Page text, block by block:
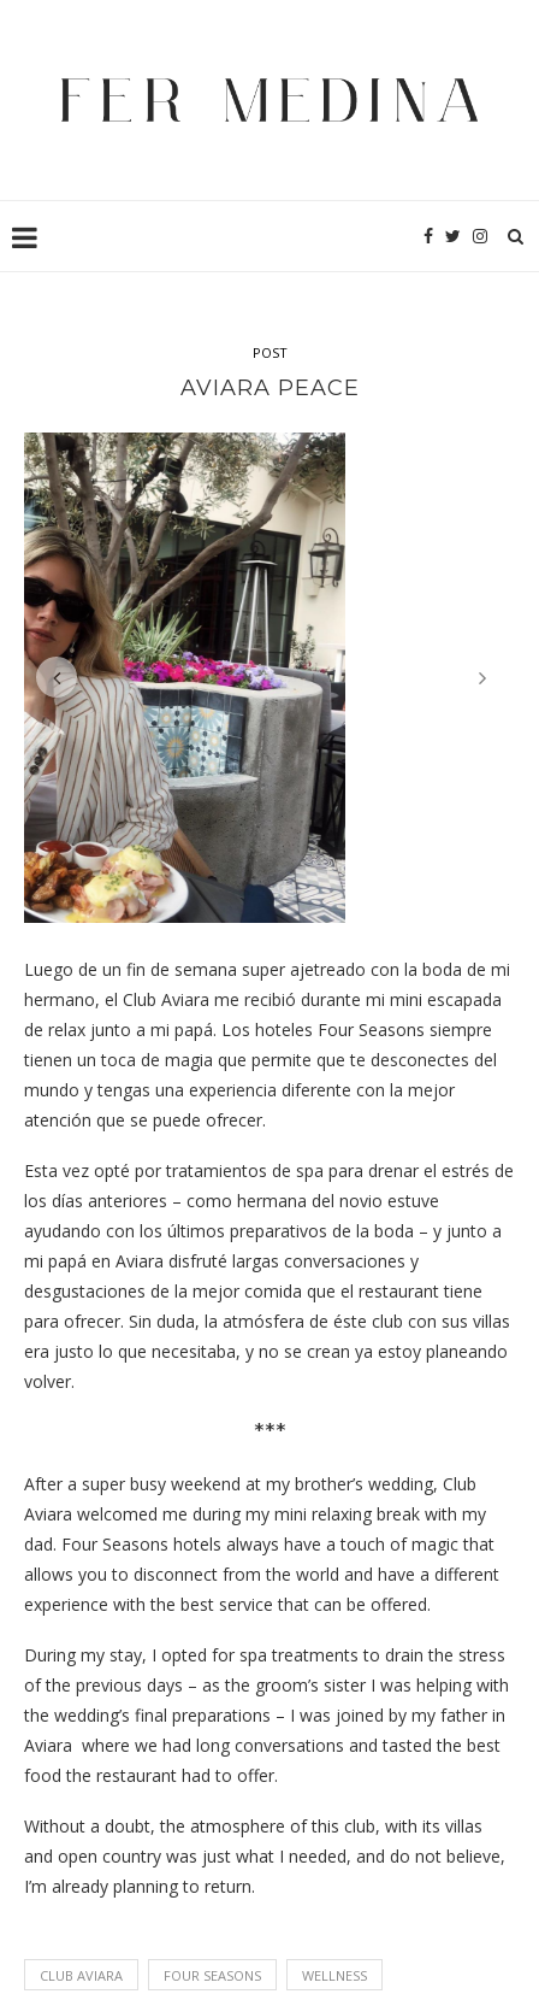
POST
AVIARA PEACE
Luego de un fin de semana super ajetreado con la boda de mi
hermano, el Club Aviara me recibió durante mi mini escapada
de relax junto a mi papá. Los hoteles Four Seasons siempre
tienen un toca de magia que permite que te desconectes del
mundo y tengas una experiencia diferente con la mejor
atención que se puede ofrecer.
Esta vez opté por tratamientos de spa para drenar el estrés de
los días anteriores – como hermana del novio estuve
ayudando con los últimos preparativos de la boda – y junto a
mi papá en Aviara disfruté largas conversaciones y
desgustaciones de la mejor comida que el restaurant tiene
para ofrecer. Sin duda, la atmósfera de éste club con sus villas
era justo lo que necesitaba, y no se crean ya estoy planeando
volver.
***
After a super busy weekend at my brother’s wedding, Club
Aviara welcomed me during my mini relaxing break with my
dad. Four Seasons hotels always have a touch of magic that
allows you to disconnect from the world and have a different
experience with the best service that can be offered.
During my stay, I opted for spa treatments to drain the stress
the wedding’s final preparations – I was joined by my father in
Aviara where we had long conversations and tasted the best
food the restaurant had to offer.
Without a doubt, the atmosphere of this club, with its villas
and open country was just what I needed, and do not believe,
CLUB AVIARA FOUR SEASONS WELLNESS
0
previous post
CAMP AT THE MET GALA 2019
next post
PRADA AT THE TOP OF MY HEAD
YOU MAY ALSO LIKE